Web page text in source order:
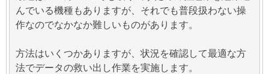
んでいる機種もありますが、それでも普段扱わない操
作なのでなかなか難しいものがあります。
方法はいくつかありますが、状況を確認して最適な方
法でデータの救い出し作業を実施します。